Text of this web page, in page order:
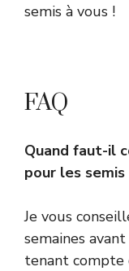
semis à vous !
FAQ
Quand faut-il
pour les
Je vous
semaines
tenant compte